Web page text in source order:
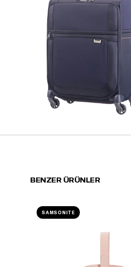
BENZER ÜRÜNLER
SAMSONITE